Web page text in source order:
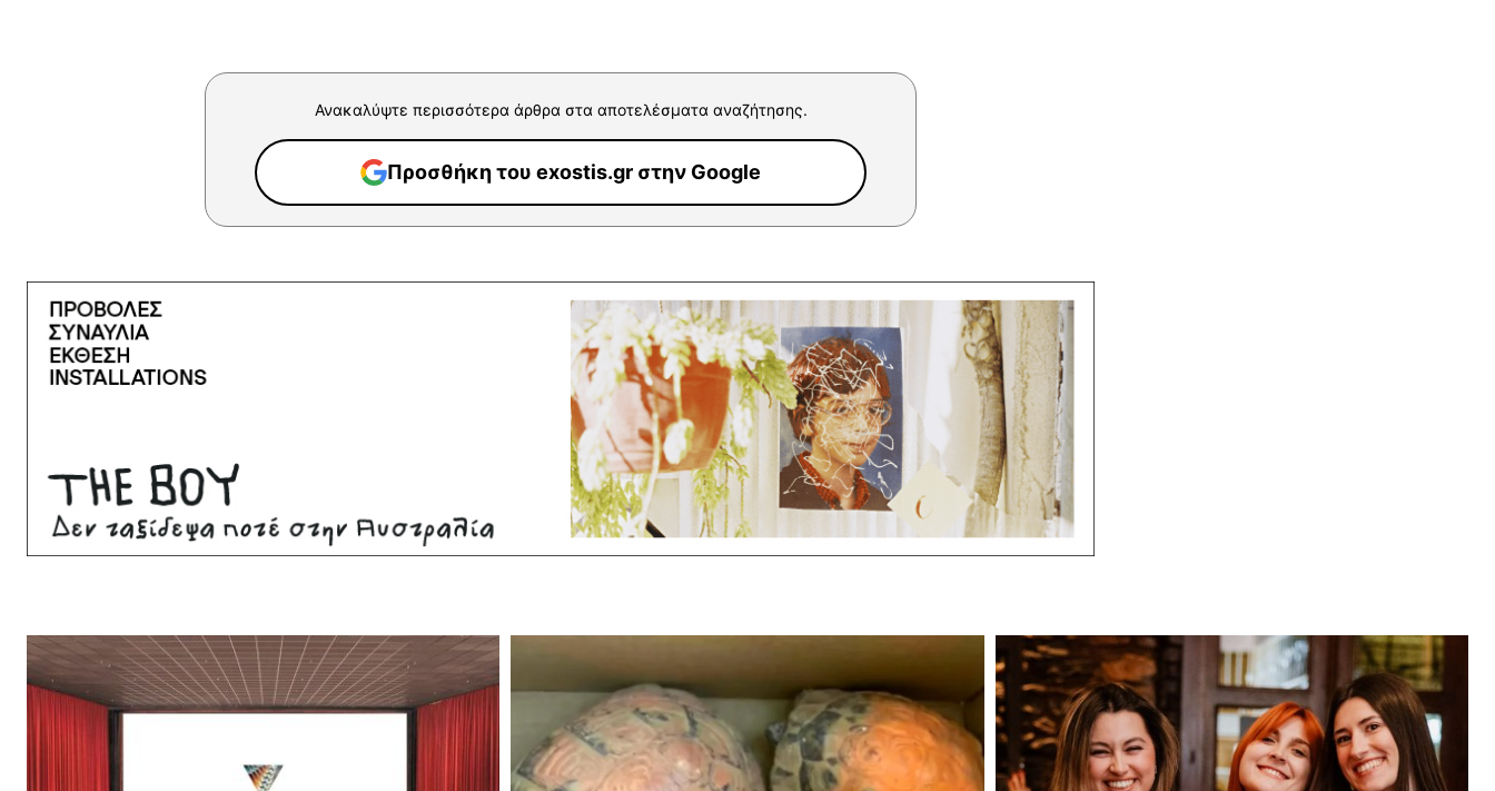
Ανακαλύψτε περισσότερα άρθρα στα αποτελέσματα αναζήτησης.
Προσθήκη του exostis.gr στην Google